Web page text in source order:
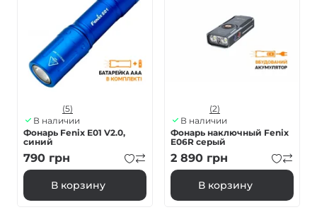
(5)
В наличии
Фонарь Fenix E01 V2.0,
синий
790 грн
В корзину
(2)
В наличии
Фонарь наключный Fenix
E06R серый
2 890 грн
В корзину